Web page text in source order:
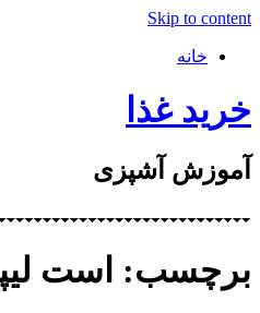
Skip to content
خانه
خرید غذا
آموزش آشپزی
برچسب: است